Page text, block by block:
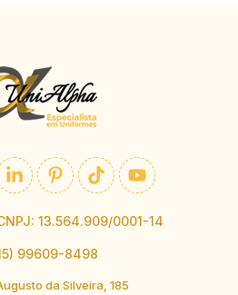
13.564.909/0001-14
99609-8498
da Silveira, 185